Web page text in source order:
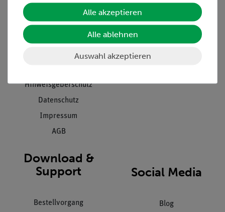
Projekte und Lösungen
Stellenangebote
Hinweisgeberschutz
Datenschutz
Impressum
AGB
Beratung & Showroom
Inventarisierungs- &
Download &
Support
Bestellvorgang
Social Media
Blog
Alle akzeptieren
Alle ablehnen
Auswahl akzeptieren